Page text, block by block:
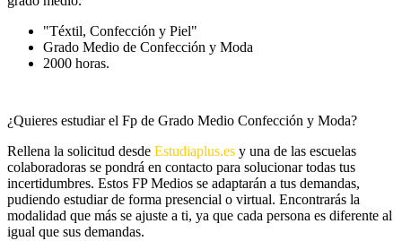
"Téxtil, Confección y Piel"
Grado Medio de Confección y Moda
2000 horas.
¿Quieres estudiar el Fp de Grado Medio Confección y Moda?
Rellena la solicitud desde Estudiaplus.es y una de las escuelas
colaboradoras se pondrá en contacto para solucionar todas tus
incertidumbres. Estos FP Medios se adaptarán a tus demandas,
pudiendo estudiar de forma presencial o virtual. Encontrarás la
modalidad que más se ajuste a ti, ya que cada persona es diferente al
igual que sus demandas.